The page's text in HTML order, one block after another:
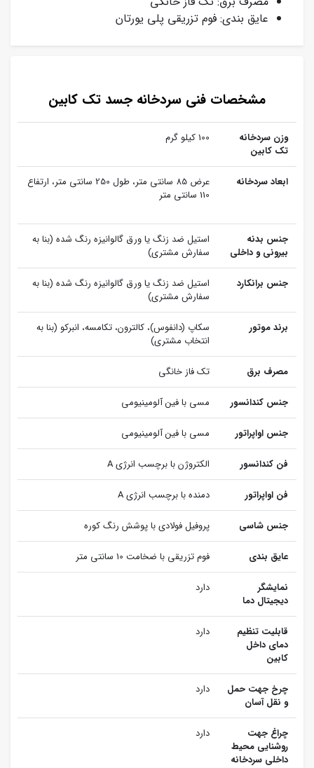
عایق بندی: فوم تزریقی پلی یورتان
مشخصات فنی سردخانه جسد تک کابین
وزن سردخانه
تک کابین
100 کیلو گرم
ابعاد سردخانه
عرض 85 سانتی متر، طول 250 سانتی متر، ارتفاع
110 سانتی متر
جنس بدنه
بیرونی و داخلی
استیل ضد زنگ یا ورق گالوانیزه رنگ شده (بنا به
سفارش مشتری)
جنس برانکارد
استیل ضد زنگ یا ورق گالوانیزه رنگ شده (بنا به
سفارش مشتری)
برند موتور
سکاپ (دانفوس)، کالترون، تکامسه، انبرکو (بنا به
انتخاب مشتری)
مصرف برق تک فاز خانگی
جنس کندانسور مسی با فین آلومینیومی
جنس اواپراتور مسی با فین آلومینیومی
فن کندانسور الکتروژن با برچسب انرژی A
فن اواپراتور دمنده با برچسب انرژی A
جنس شاسی پروفیل فولادی با پوشش رنگ کوره
عایق بندی فوم تزریقی با ضخامت 10 سانتی متر
نمایشگر
دیجیتال دما
دارد
قابلیت تنظیم
دمای داخل
کابین
دارد
چرخ جهت حمل
و نقل آسان
دارد
چراغ جهت
روشنایی محیط
داخلی سردخانه
دارد